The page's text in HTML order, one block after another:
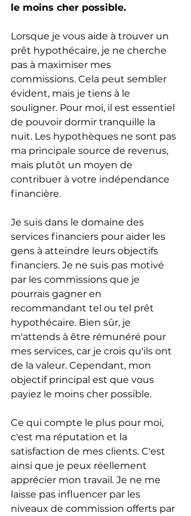
le moins cher possible.
Lorsque je vous aide à trouver un
prêt hypothécaire, je ne cherche
pas à maximiser mes
commissions. Cela peut sembler
évident, mais je tiens à le
souligner. Pour moi, il est essentiel
de pouvoir dormir tranquille la
nuit. Les hypothèques ne sont pas
ma principale source de revenus,
mais plutôt un moyen de
contribuer à votre indépendance
financière.
Je suis dans le domaine des
services financiers pour aider les
gens à atteindre leurs objectifs
financiers. Je ne suis pas motivé
par les commissions que je
pourrais gagner en
recommandant tel ou tel prêt
hypothécaire. Bien sûr, je
m'attends à être rémunéré pour
mes services, car je crois qu'ils ont
de la valeur. Cependant, mon
objectif principal est que vous
payiez le moins cher possible.
Ce qui compte le plus pour moi,
c'est ma réputation et la
satisfaction de mes clients. C'est
ainsi que je peux réellement
apprécier mon travail. Je ne me
laisse pas influencer par les
niveaux de commission offerts par